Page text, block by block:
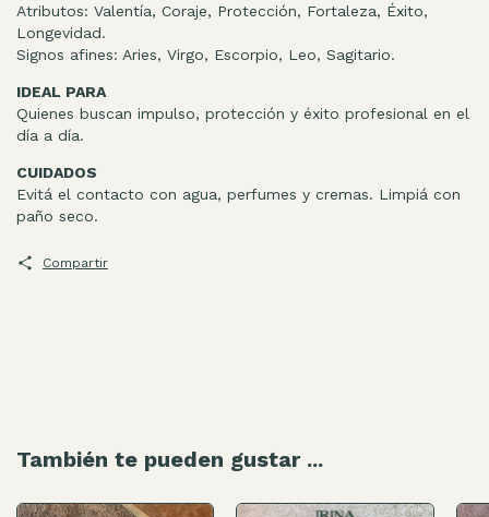
Atributos: Valentía, Coraje, Protección, Fortaleza, Éxito,
Longevidad.
Signos afines: Aries, Virgo, Escorpio, Leo, Sagitario.
IDEAL PARA
Quienes buscan impulso, protección y éxito profesional en el
día a día.
CUIDADOS
Evitá el contacto con agua, perfumes y cremas. Limpiá con
paño seco.
Compartir
También te pueden gustar ...